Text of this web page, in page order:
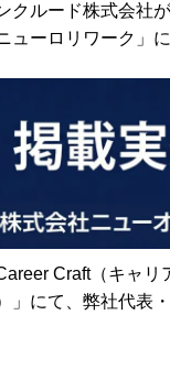
クルード株式会社
ニューロリワーク」
Career Craft（キャリ
」にて、弊社代表